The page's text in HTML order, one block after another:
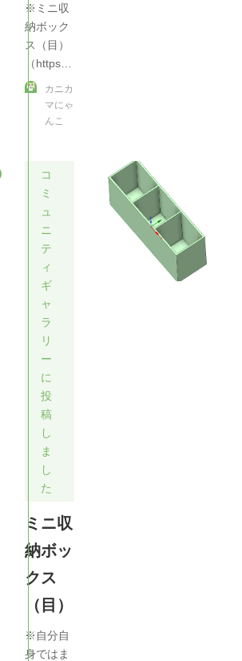
※ミニ収
納ボック
ス（目）
（https…
カニカ
マにゃ
んこ
コ
ミ
ュ
ニ
テ
ィ
ギ
ャ
ラ
リ
ー
に
投
稿
し
ま
し
た
ミニ収
納ボッ
クス
（目）
※自分自
身ではま